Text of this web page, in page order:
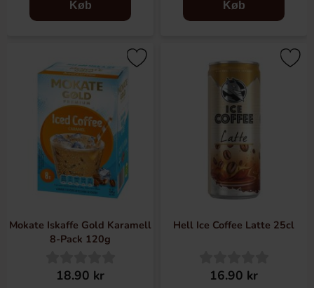
Køb Køb
Mokate Iskaffe Gold Karamell
8-Pack 120g
18.90 kr
Hell Ice Coffee Latte 25cl
16.90 kr